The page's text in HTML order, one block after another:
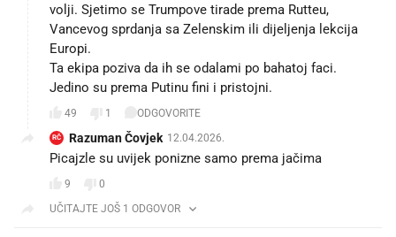
volji. Sjetimo se Trumpove tirade prema Rutteu,
Vancevog sprdanja sa Zelenskim ili dijeljenja lekcija
Europi.
Ta ekipa poziva da ih se odalami po bahatoj faci.
Jedino su prema Putinu fini i pristojni.
49 1 ODGOVORITE
RČ Razuman Čovjek 12.04.2026.
Picajzle su uvijek ponizne samo prema jačima
9
0
UČITAJTE JOŠ 1 ODGOVOR